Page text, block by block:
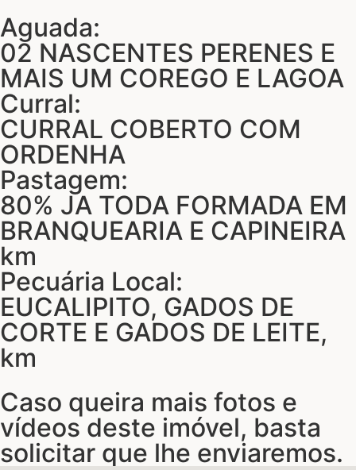
Aguada:
02 NASCENTES PERENES E
MAIS UM COREGO E LAGOA
Curral:
CURRAL COBERTO COM
ORDENHA
Pastagem:
80% JA TODA FORMADA EM
BRANQUEARIA E CAPINEIRA
km
Pecuária Local:
EUCALIPITO, GADOS DE
CORTE E GADOS DE LEITE,
km
Caso queira mais fotos e
vídeos deste imóvel, basta
solicitar que lhe enviaremos.